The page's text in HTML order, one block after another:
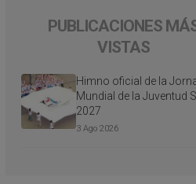
PUBLICACIONES
VISTAS
Himno oficial de la
Mundial de la Juventud
2027
3 Ago 2026